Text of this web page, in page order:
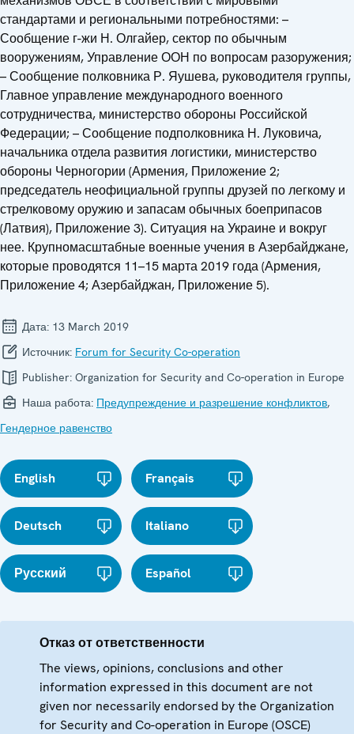
стандартами и региональными потребностями: –
Сообщение г-жи Н. Олгайер, сектор по обычным
вооружениям, Управление ООН по вопросам разоружения;
– Сообщение полковника Р. Яушева, руководителя группы,
Главное управление международного военного
сотрудничества, министерство обороны Российской
Федерации; – Сообщение подполковника Н. Луковича,
начальника отдела развития логистики, министерство
обороны Черногории (Армения, Приложение 2;
председатель неофициальной группы друзей по легкому и
стрелковому оружию и запасам обычных боеприпасов
(Латвия), Приложение 3). Ситуация на Украине и вокруг
нее. Крупномасштабные военные учения в Азербайджане,
которые проводятся 11–15 марта 2019 года (Армения,
Приложение 4; Азербайджан, Приложение 5).
Дата: 13 March 2019
Источник: Forum for Security Co-operation
Publisher: Organization for Security and Co-operation in Europe
Наша работа: Предупреждение и разрешение конфликтов,
Гендерное равенство
English Français
Deutsch Italiano
Русский Español
Отказ от ответственности
The views, opinions, conclusions and other
information expressed in this document are not
given nor necessarily endorsed by the Organization
for Security and Co-operation in Europe (OSCE)